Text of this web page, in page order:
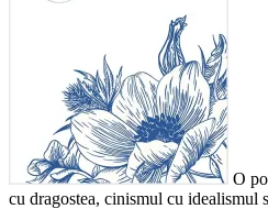
O
cu dragostea, cinismul cu idealismul